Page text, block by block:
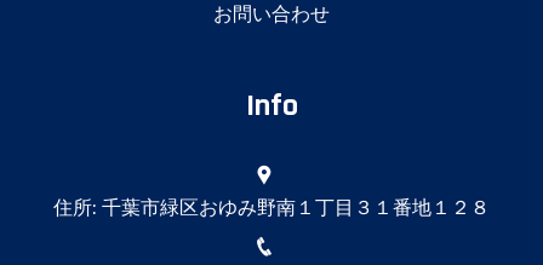
お問い合わせ
Info
住所: 千葉市緑区おゆみ野南１丁目３１番地１２８